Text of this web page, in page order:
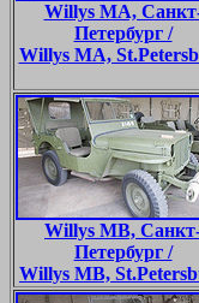
Willys MA,
Петербург /
Willys MA,
Willys MB,
Петербург /
Willys MB,